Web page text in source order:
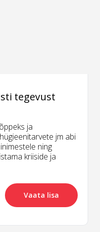
tegevust
ja
jm abi
ning
kriiside ja
Vaata lisa